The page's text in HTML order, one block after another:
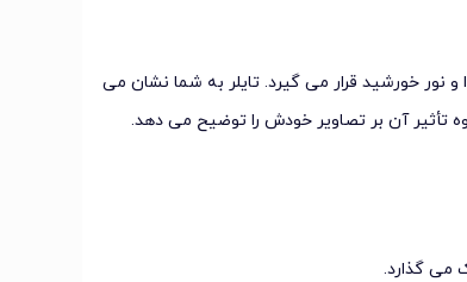
خورشید قرار می گیرد. تایلر به شما نشان می
تأثیر آن بر تصاویر خودش را توضیح می دهد.
می گذارد.